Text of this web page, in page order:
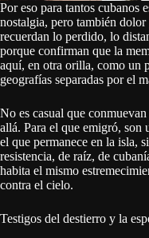
Por eso para tantos cubanos
nostalgia, pero también
recuerdan lo perdido, lo
porque confirman que la
aquí, en otra orilla, como un
geografías separadas por el
No es casual que
allá. Para el que emigró, son
el que permanece en la isla,
resistencia, de raíz, de
habita el mismo
contra el cielo.
Testigos del destierro y la